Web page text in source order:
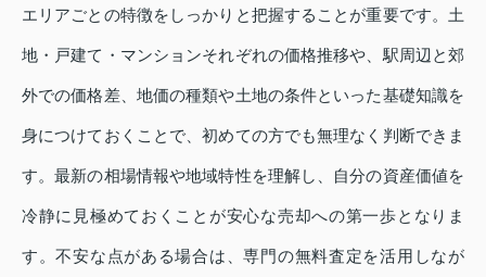
エリアごとの特徴をしっかりと把握することが重要です。土
地・戸建て・マンションそれぞれの価格推移や、駅周辺と郊
外での価格差、地価の種類や土地の条件といった基礎知識を
身につけておくことで、初めての方でも無理なく判断できま
す。最新の相場情報や地域特性を理解し、自分の資産価値を
冷静に見極めておくことが安心な売却への第一歩となりま
す。不安な点がある場合は、専門の無料査定を活用しなが